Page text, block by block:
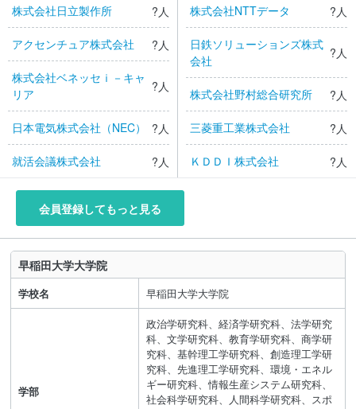
株式会社三菱ＵＦＪ銀行
株式会社ベイカレント
ＳＣＳＫ株式会社
キヤノン株式会社
ＥＮＥＯＳ株式会社
日本電気株式会社（NEC）
楽天グループ株式会社
三菱電機株式会社
パナソニックホールディングス株式会社
日産自動車株式会社
キリンホールディングス株式会社
日本IBM株式会社
デロイトトーマツコンサルティング合同会社
ＥＹストラテジー・アンド・コンサルティング株式会社
三菱電機株式会社
株式会社日立製作所 ?人
アクセンチュア株式会社 ?人
株式会社ベネッセｉ－キャ
リア
?人
日本電気株式会社（NEC） ?人
就活会議株式会社 ?人
株式会社NTTデータ ?人
日鉄ソリューションズ株式
会社
?人
株式会社野村総合研究所 ?人
三菱重工業株式会社 ?人
ＫＤＤＩ株式会社 ?人
会員登録してもっと見る
早稲田大学大学院
学校名 早稲田大学大学院
学部
政治学研究科、経済学研究科、法学研究
科、文学研究科、教育学研究科、商学研
究科、基幹理工学研究科、創造理工学研
究科、先進理工学研究科、環境・エネル
ギー研究科、情報生産システム研究科、
社会科学研究科、人間科学研究科、スポ